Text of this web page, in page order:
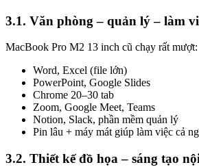
3.1. Văn phòng – quản lý – làm
MacBook Pro M2 13 inch cũ chạy rất mượt:
Word, Excel (file lớn)
PowerPoint, Google Slides
Chrome 20–30 tab
Zoom, Google Meet, Teams
Notion, Slack, phần mềm quản lý
Pin lâu + máy mát giúp làm việc cả
3.2. Thiết kế đồ họa – sáng tạo